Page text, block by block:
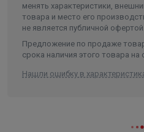
менять характеристики,
товара и место его
не является публичной офертой.
Предложение по продаже
срока наличия этого товара на
Нашли ошибку в